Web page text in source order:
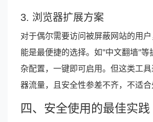
3. 浏览器扩展方案
对于偶尔需要访问被屏蔽网站的用
能是最便捷的选择。如"中文翻墙"等
杂配置，一键即可启用。但这类工
器流量，且安全性参差不齐，不适合
四、安全使用的最佳实践